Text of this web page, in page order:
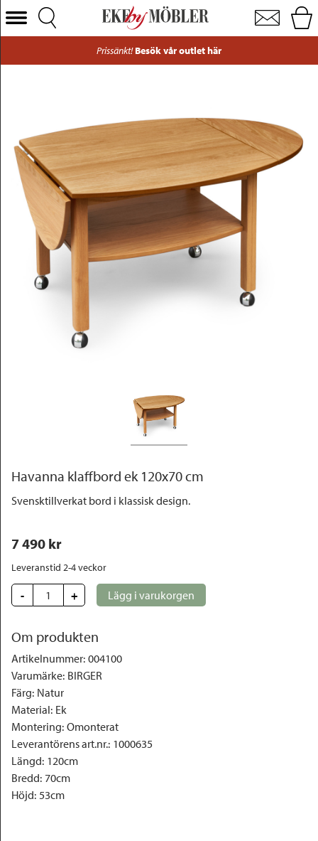
Havanna klaffbord ek 120x70 cm
Välj Kategori
Stolar
Sängar
Förvaring
Inredning
Mattor
Belysning
Utemöbler
Prissänkt! Besök vår outlet här
Havanna klaffbord ek 120x70 cm
Svensktillverkat bord i klassisk design.
7 490 kr
Leveranstid 2-4 veckor
- + Lägg i varukorgen
Om produkten
Artikelnummer: 004100
Varumärke: BIRGER
Färg: Natur
Material: Ek
Montering: Omonterat
Leverantörens art.nr.: 1000635
Längd: 120cm
Bredd: 70cm
Höjd: 53cm